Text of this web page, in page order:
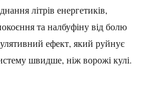
літрів енергетиків,
та налбуфіну від болю
ефект, який руйнує
швидше, ніж ворожі кулі.